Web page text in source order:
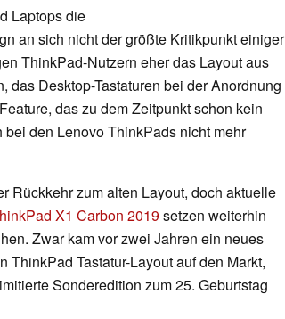
Laptops die
an sich nicht der größte Kritikpunkt einiger
ThinkPad-Nutzern eher das Layout aus
das Desktop-Tastaturen bei der Anordnung
das zu dem Zeitpunkt schon kein
den Lenovo ThinkPads nicht mehr
Rückkehr zum alten Layout, doch aktuelle
X1 Carbon 2019setzen weiterhin
Zwar kam vor zwei Jahren ein neues
Tastatur-Layout auf den Markt,
Sonderedition zum 25. Geburtstag